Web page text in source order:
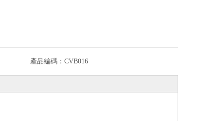
產品編碼： CVB016